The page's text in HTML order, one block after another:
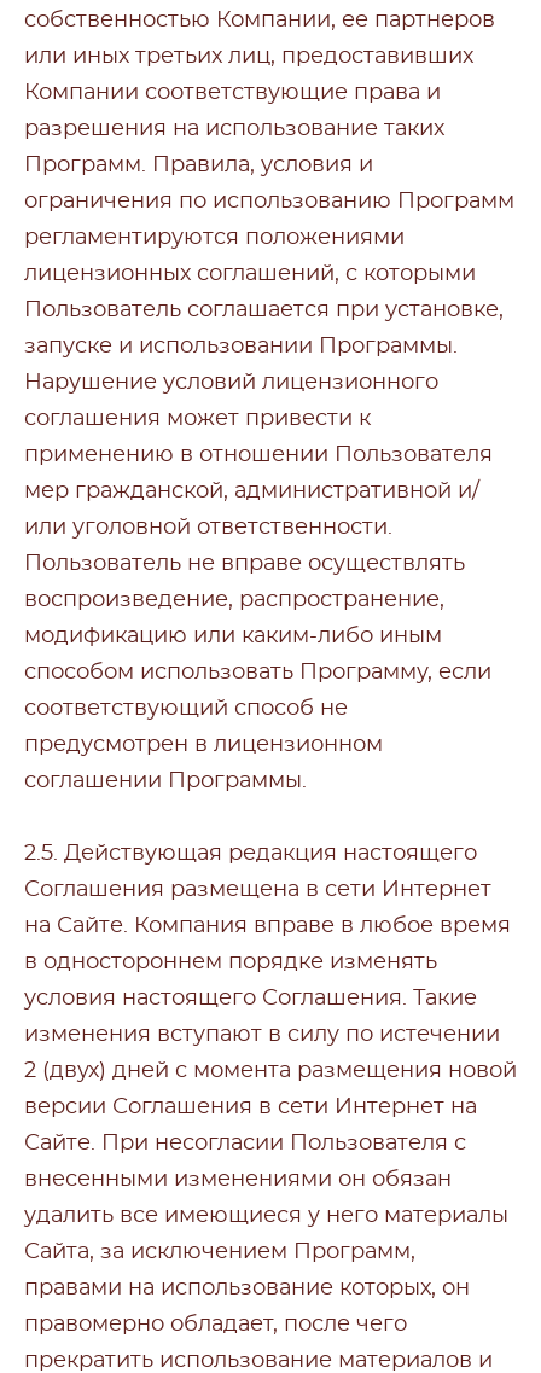
собственностью Компании, ее партнеров
или иных третьих лиц, предоставивших
Компании соответствующие права и
разрешения на использование таких
Программ. Правила, условия и
ограничения по использованию Программ
регламентируются положениями
лицензионных соглашений, с которыми
Пользователь соглашается при установке,
запуске и использовании Программы.
Нарушение условий лицензионного
соглашения может привести к
применению в отношении Пользователя
мер гражданской, административной и/
или уголовной ответственности.
Пользователь не вправе осуществлять
воспроизведение, распространение,
модификацию или каким-либо иным
способом использовать Программу, если
соответствующий способ не
предусмотрен в лицензионном
соглашении Программы.
2.5. Действующая редакция настоящего
Соглашения размещена в сети Интернет
на Сайте. Компания вправе в любое время
в одностороннем порядке изменять
условия настоящего Соглашения. Такие
изменения вступают в силу по истечении
2 (двух) дней с момента размещения новой
версии Соглашения в сети Интернет на
Сайте. При несогласии Пользователя с
внесенными изменениями он обязан
удалить все имеющиеся у него материалы
Сайта, за исключением Программ,
правами на использование которых, он
правомерно обладает, после чего
прекратить использование материалов и